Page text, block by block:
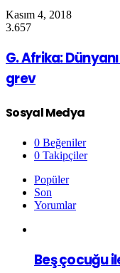
Kasım 4, 2018
3.657
G. Afrika:
grev
Sosyal Medya
0 Beğeniler
0 Takipçiler
Popüler
Son
Yorumlar
Beş çocuğu